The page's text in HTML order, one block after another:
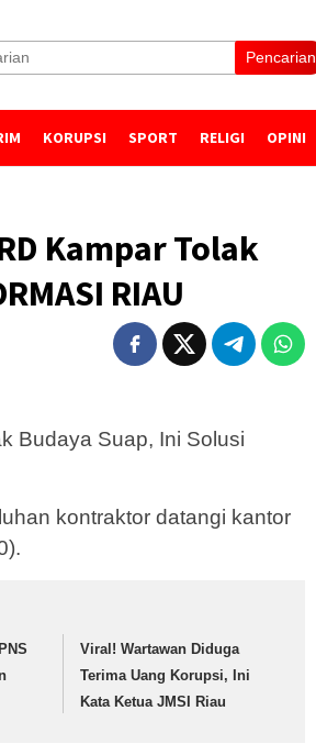
Pencarian
KORUPSI SPORT RELIGI OPINI
Kampar Tolak
RIAU
Budaya Suap, Ini Solusi
kontraktor datangi kantor
Viral! Wartawan Diduga
Terima Uang Korupsi, Ini
Kata Ketua JMSI Riau